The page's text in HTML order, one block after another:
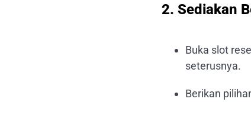
2. Sediakan
Buka slot
seterusnya.
Berikan